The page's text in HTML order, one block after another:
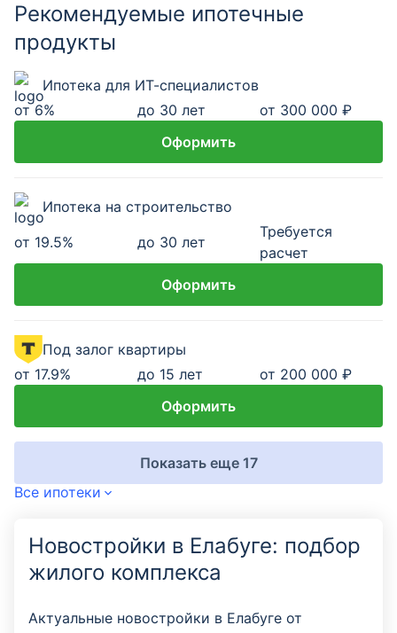
Рекомендуемые ипотечные
продукты
Ипотека для ИТ-специалистов
от6% до 30 лет
от 300 000 ₽
Оформить
Ипотека на строительство
от 19.5% до 30 лет
Требуется
расчет
Оформить
Под залог квартиры
от 17.9% до 15 лет
от 200 000 ₽
Оформить
Показать еще 17
Все ипотеки
Новостройки в Елабуге: подбор
жилого комплекса
Актуальные новостройки в Елабуге от